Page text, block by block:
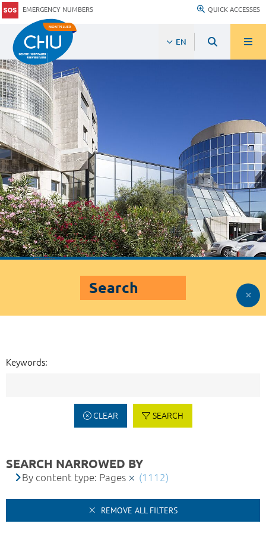
EMERGENCY NUMBERS QUICK ACCESSES
EN
Search
Keywords:
CLEAR SEARCH
SEARCH NARROWED BY
By content type: Pages (1112)
REMOVE ALL FILTERS